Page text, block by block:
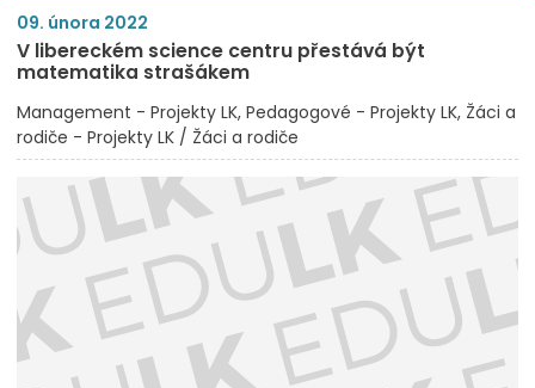
09. února 2022
V libereckém science centru přestává být
matematika strašákem
Management - Projekty LK Pedagogové - Projekty LK Žáci a
rodiče - Projekty LK / Žáci a rodiče